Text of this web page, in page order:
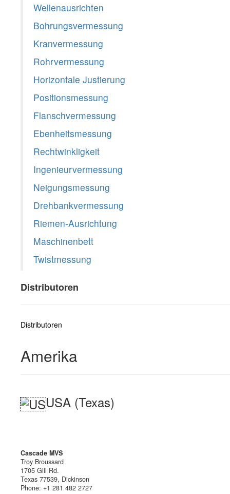
Wellenausrichten
Bohrungsvermessung
Kranvermessung
Rohrvermessung
Horizontale Justierung
Positionsmessung
Flanschvermessung
Ebenheitsmessung
Rechtwinkligkeit
Ingenieurvermessung
Neigungsmessung
Drehbankvermessung
Riemen-Ausrichtung
Maschinenbett
Twistmessung
Distributoren
Distributoren
Amerika
USA (Texas)
Cascade MVS
Troy Broussard
1705 Gill Rd.
Texas 77539, Dickinson
Phone: +1 281 482 2727